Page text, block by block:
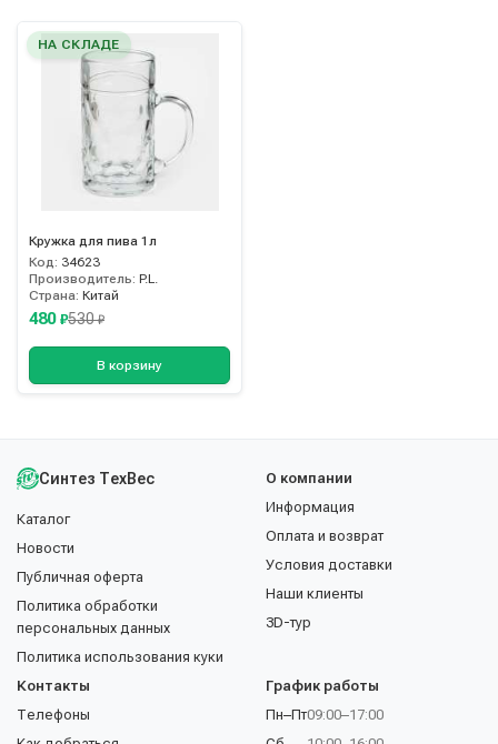
НА СКЛАДЕ
Кружка для пива 1л
Код: 34623
Производитель: P.L.
Страна: Китай
480 ₽530₽
В корзину
Синтез ТехВес
Каталог
Новости
Публичная оферта
Политика обработки
персональных данных
Политика использования куки
О компании
Информация
Оплата и возврат
Условия доставки
Наши клиенты
3D-тур
Контакты
Телефоны
График работы
Пн–Пт09:00–17:00